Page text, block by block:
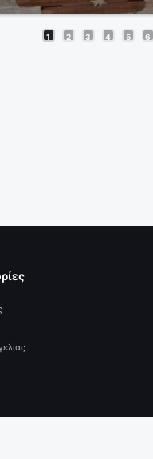
1 2 3 4 5 6